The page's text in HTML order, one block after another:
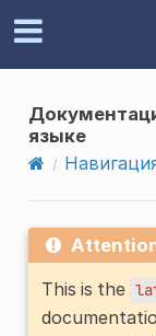
языке
This is the